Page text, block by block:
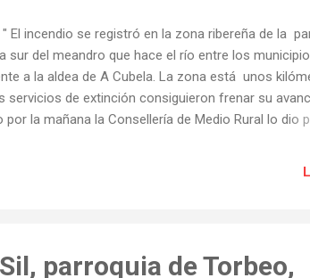
El incendio se registró en la zona ribereña de la
sur del meandro que hace el río entre los
a la aldea de A Cubela. La zona está unos
servicios de extinción consiguieron frenar su
la mañana la Consellería de Medio Rural lo dio
parroquia de Torbeo,